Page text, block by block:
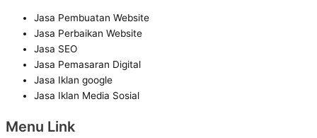
Jasa Pembuatan Website
Jasa Perbaikan Website
Jasa SEO
Jasa Pemasaran Digital
Jasa Iklan google
Jasa Iklan Media Sosial
Menu Link